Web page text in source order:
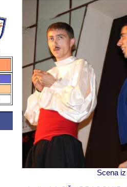
федраро.срб
Scena